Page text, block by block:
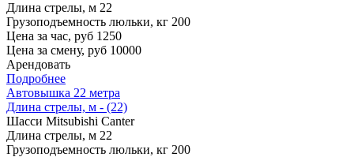
Длина стрелы, м 22
Грузоподъемность люльки, кг 200
Цена за час, руб 1250
Цена за смену, руб 10000
Арендовать
Подробнее
Автовышка 22 метра
Длина стрелы, м - (22)
Шасси Mitsubishi Canter
Длина стрелы, м 22
Грузоподъемность люльки, кг 200